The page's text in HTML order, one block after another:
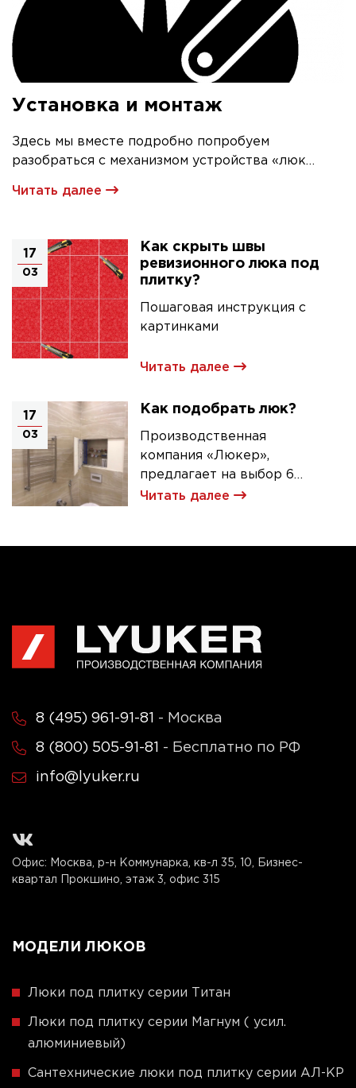
Установка и монтаж
Здесь мы вместе подробно попробуем
разобраться с механизмом устройства «люк
Читать далее
17
03
Как скрыть швы
ревизионного люка под
плитку?
Пошаговая инструкция с
картинками
Читать далее
17
03
Как подобрать люк?
Производственная
компания «Люкер»,
предлагает на выбор 6
моделей ревизионных
Читать далее
8 (495) 961-91-81 - Москва
8 (800) 505-91-81 - Бесплатно по РФ
info@lyuker.ru
Офис: Москва, р-н Коммунарка, кв-л 35, 10, Бизнес-
квартал Прокшино, этаж 3, офис 315
МОДЕЛИ ЛЮКОВ
Люки под плитку серии Титан
Люки под плитку серии Магнум ( усил.
алюминиевый)
Сантехнические люки под плитку серии АЛ-КР